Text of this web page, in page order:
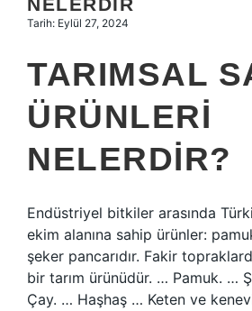
Tarih: Eylül 27, 2024
TARIMSAL
ÜRÜNLERI
NELERDIR?
Endüstriyel bitkiler arasında
ekim alanına sahip ürünler:
şeker pancarıdır. Fakir
bir tarım ürünüdür. … Pamuk. …
Çay. … Haşhaş … Keten ve